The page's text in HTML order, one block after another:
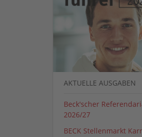
AKTUELLE AUSGABEN
Beck'scher
2026/27
BECK Stellenmarkt